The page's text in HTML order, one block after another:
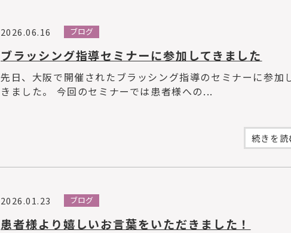
2026.06.16 ブログ
ブラッシング指導セミナーに参加してきました
先日、大阪で開催されたブラッシング指導のセミナーに参加
きました。 今回のセミナーでは患者様への...
続きを読
2026.01.23 ブログ
患者様より嬉しいお言葉をいただきました！